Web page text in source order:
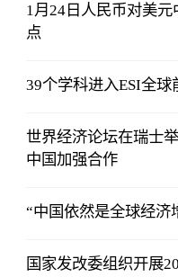
1月24日人民币对美
点
39个学科进入ESI全
世界经济论坛在瑞士
中国加强合作
“中国依然是全球经济
国家发改委组织开展